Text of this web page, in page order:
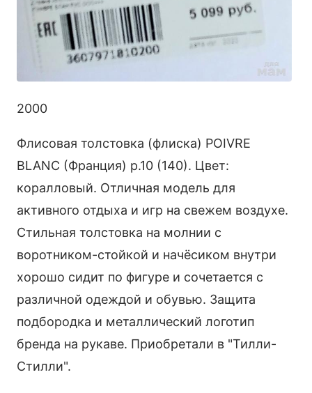
2000
Флисовая толстовка (флиска) POIVRE
BLANC (Франция) р.10 (140). Цвет:
коралловый. Отличная модель для
активного отдыха и игр на свежем воздухе.
Стильная толстовка на молнии с
воротником-стойкой и начёсиком внутри
хорошо сидит по фигуре и сочетается с
различной одеждой и обувью. Защита
подбородка и металлический логотип
бренда на рукаве. Приобретали в "Тилли-
Стилли".